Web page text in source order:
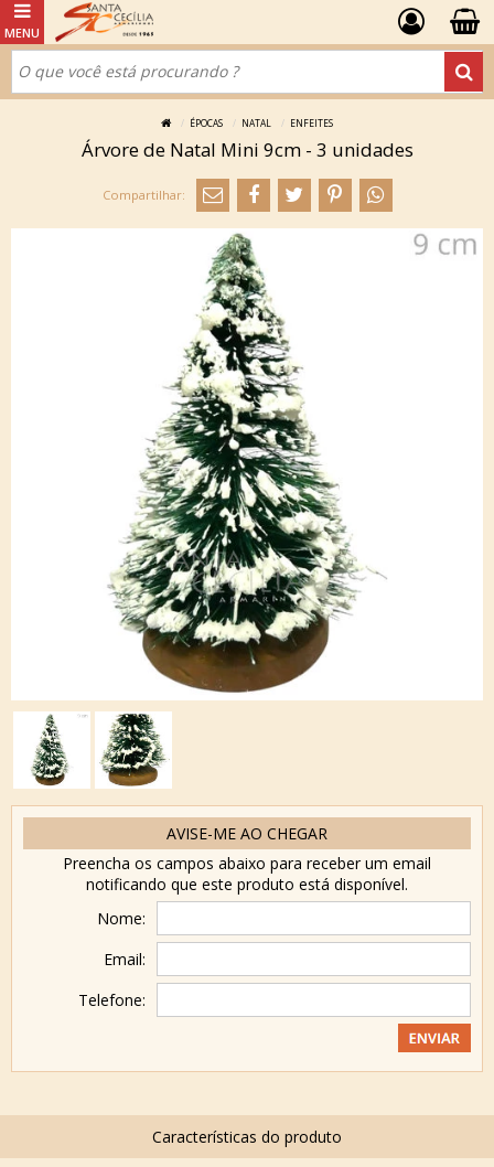
ÉPOCAS NATAL ENFEITES
Árvore de Natal Mini 9cm - 3 unidades
AVISE-ME AO CHEGAR
Preencha os campos abaixo para receber um email
notificando que este produto está disponível.
Nome:
Email:
Telefone: